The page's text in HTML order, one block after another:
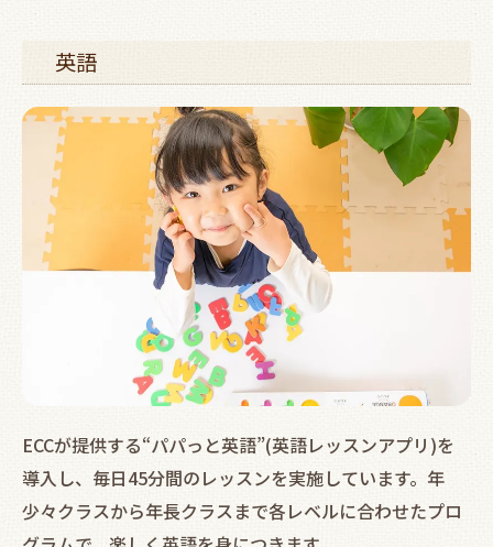
英語
ECCが提供する“パパっと英語”(英語レッスンアプリ)を
導入し、毎日45分間のレッスンを実施しています。年
少々クラスから年長クラスまで各レベルに合わせたプロ